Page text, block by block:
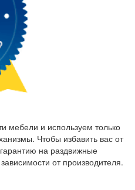
мебели и используем только
Чтобы избавить вас от
на раздвижные
от производителя.